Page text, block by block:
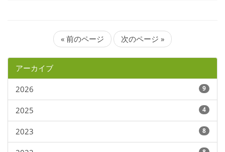
« 前のページ 次のページ »
アーカイブ
2026 9
2025 4
2023 8